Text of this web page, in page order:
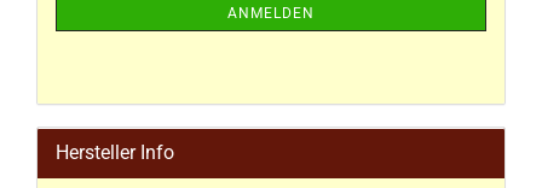
ANMELDEN
Hersteller Info